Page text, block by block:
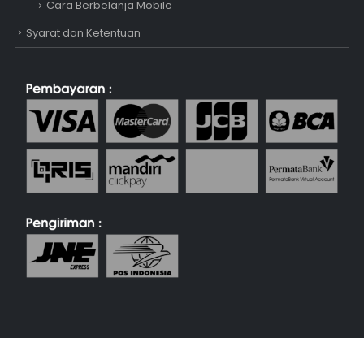
Cara Berbelanja Mobile
Syarat dan Ketentuan